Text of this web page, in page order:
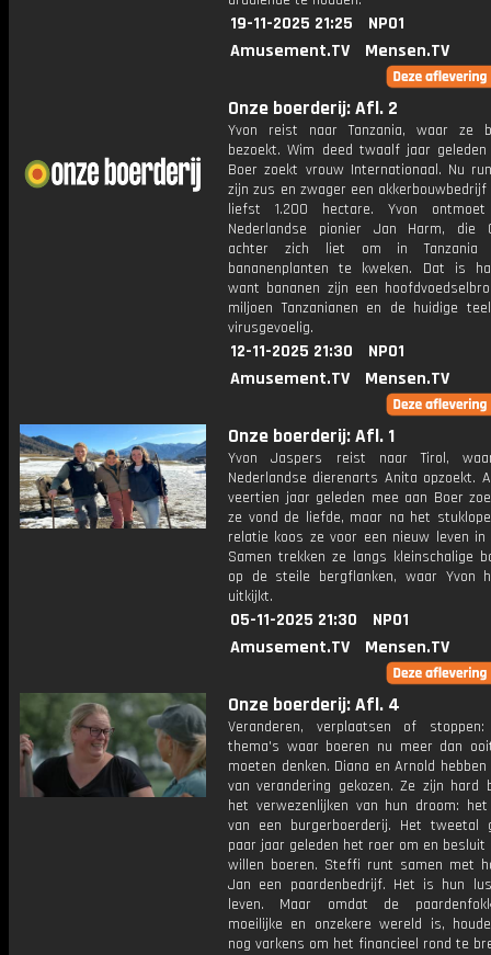
19-11-2025 21:25
NPO1
Amusement.TV
Mensen.TV
Onze boerderij: Afl. 2
Yvon reist naar Tanzania, waar ze
bezoekt. Wim deed twaalf jaar
Boer zoekt vrouw Internationaal. Nu
zijn zus en zwager een
liefst 1.200 hectare. Yvon
Nederlandse pionier Jan Harm, die
achter zich liet om in Tanzania
bananenplanten te kweken. Dat is
want bananen zijn een
miljoen Tanzanianen en de huidige
virusgevoelig.
12-11-2025 21:30
NPO1
Amusement.TV
Mensen.TV
Onze boerderij: Afl. 1
Yvon Jaspers reist naar Tirol,
Nederlandse dierenarts Anita opzoekt.
veertien jaar geleden mee aan Boer
ze vond de liefde, maar na het
relatie koos ze voor een nieuw leven in
Samen trekken ze langs kleinschalige
op de steile bergflanken, waar Yvon
uitkijkt.
05-11-2025 21:30
NPO1
Amusement.TV
Mensen.TV
Onze boerderij: Afl. 4
Veranderen, verplaatsen of
thema's waar boeren nu meer dan
moeten denken. Diana en Arnold
van verandering gekozen. Ze zijn hard
het verwezenlijken van hun droom:
van een burgerboerderij. Het tweetal
paar jaar geleden het roer om en
willen boeren. Steffi runt samen met
Jan een paardenbedrijf. Het is hun
leven. Maar omdat de
moeilijke en onzekere wereld is,
nog varkens om het financieel rond te